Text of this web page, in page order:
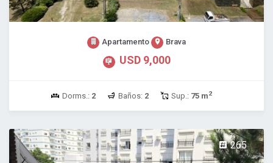
Apartamento Brava
USD 9,000
Dorms.: 2 Baños: 2 Sup.: 75 m2
265